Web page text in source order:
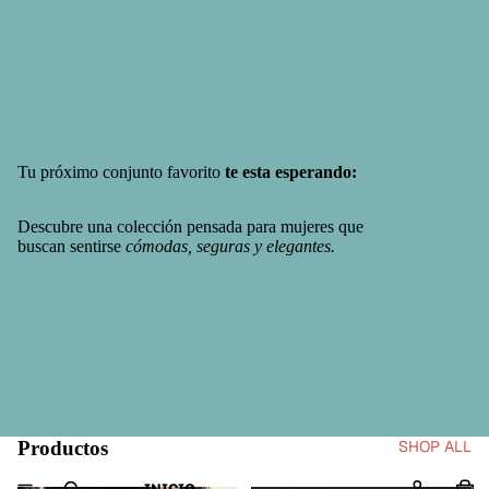
Tu próximo conjunto favorito te esta esperando:
Descubre una colección pensada para mujeres que
buscan sentirse cómodas, seguras y elegantes.
Productos SHOP ALL